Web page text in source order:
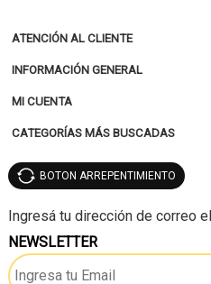
ATENCIÓN AL CLIENTE
INFORMACIÓN GENERAL
MI CUENTA
CATEGORÍAS MÁS BUSCADAS
BOTON ARREPENTIMIENTO
NEWSLETTER